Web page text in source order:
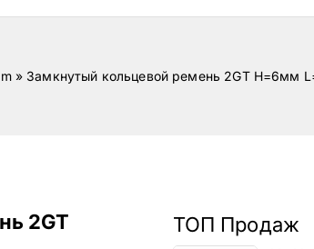
» Замкнутый кольцевой ремень 2GT H=6мм
ТОП Продаж
2GT